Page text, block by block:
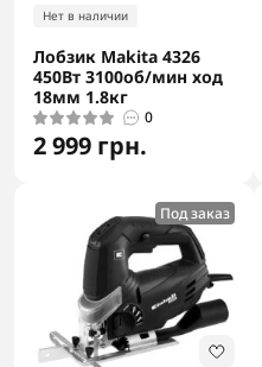
Нет в наличии
Лобзик Makita 4326
450Вт 3100об/мин ход
18мм 1.8кг
0
2 999 грн.
Под заказ